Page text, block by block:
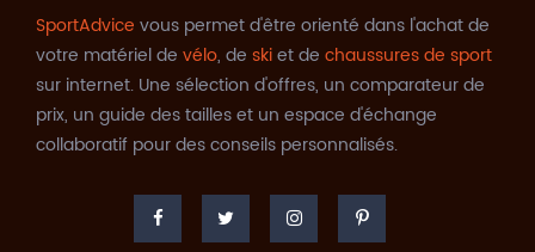
SportAdvice vous permet d'être orienté dans l'achat de
votre matériel de vélo, de skiet de chaussures de sport
sur internet. Une sélection d'offres, un comparateur de
prix, un guide des tailles et un espace d'échange
collaboratif pour des conseils personnalisés.